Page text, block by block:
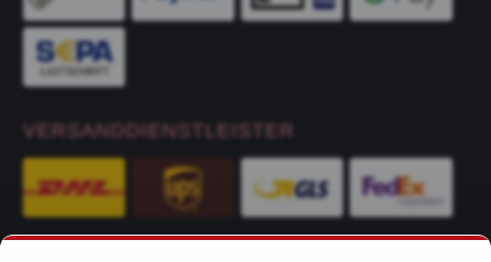
VERSANDDIENSTLEISTER